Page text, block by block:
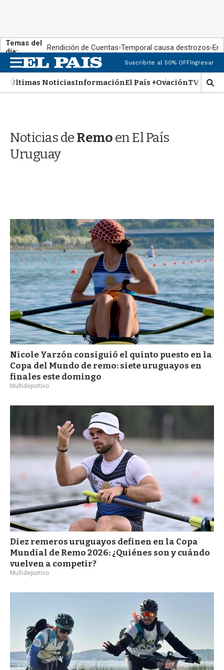
Temas del
día:
Rendición de Cuentas Temporal causa destrozos En
M
e
n
u
Suscribite al 50% OFFIngresar
Últimas NoticiasInformaciónEl País +OvaciónTV Show
M
o
d
a
Noticias deRemoen El País
Uruguay
Nicole Yarzón consiguió el quinto puesto en la
Copa del Mundo de remo: siete uruguayos en
finales este domingo
Multideportivo
Diez remeros uruguayos definen en la Copa
Mundial de Remo 2026: ¿Quiénes son y cuándo
vuelven a competir?
Multideportivo